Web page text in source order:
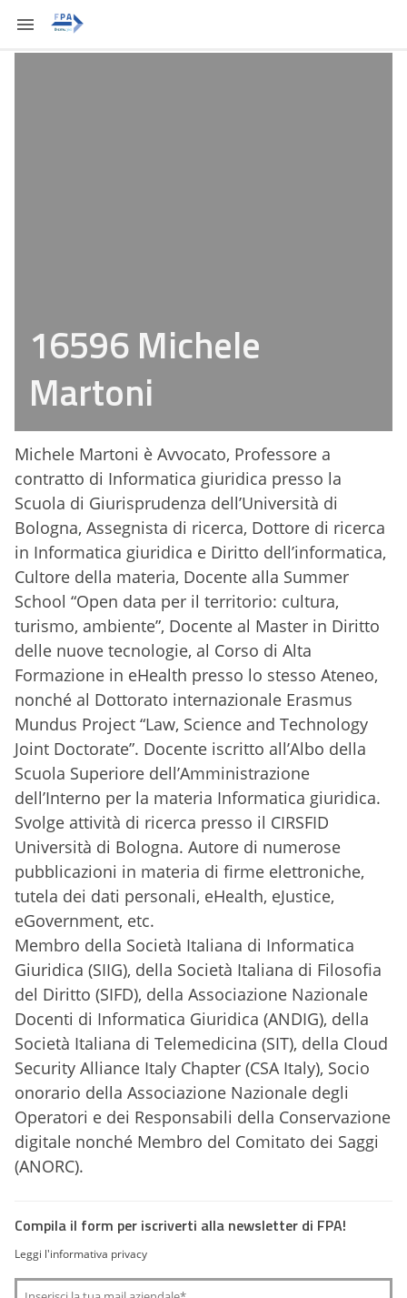
16596 Michele
Martoni
Michele Martoni è Avvocato, Professore a
contratto di Informatica giuridica presso la
Scuola di Giurisprudenza dell’Università di
Bologna, Assegnista di ricerca, Dottore di ricerca
in Informatica giuridica e Diritto dell’informatica,
Cultore della materia, Docente alla Summer
School “Open data per il territorio: cultura,
turismo, ambiente”, Docente al Master in Diritto
delle nuove tecnologie, al Corso di Alta
Formazione in eHealth presso lo stesso Ateneo,
nonché al Dottorato internazionale Erasmus
Mundus Project “Law, Science and Technology
Joint Doctorate”. Docente iscritto all’Albo della
Scuola Superiore dell’Amministrazione
dell’Interno per la materia Informatica giuridica.
Svolge attività di ricerca presso il CIRSFID
Università di Bologna. Autore di numerose
pubblicazioni in materia di firme elettroniche,
tutela dei dati personali, eHealth, eJustice,
eGovernment, etc.
Membro della Società Italiana di Informatica
Giuridica (SIIG), della Società Italiana di Filosofia
del Diritto (SIFD), della Associazione Nazionale
Docenti di Informatica Giuridica (ANDIG), della
Società Italiana di Telemedicina (SIT), della Cloud
Security Alliance Italy Chapter (CSA Italy), Socio
onorario della Associazione Nazionale degli
Operatori e dei Responsabili della Conservazione
digitale nonché Membro del Comitato dei Saggi
(ANORC).
Compila il form per iscriverti alla newsletter di FPA!
Leggi l'informativa privacy